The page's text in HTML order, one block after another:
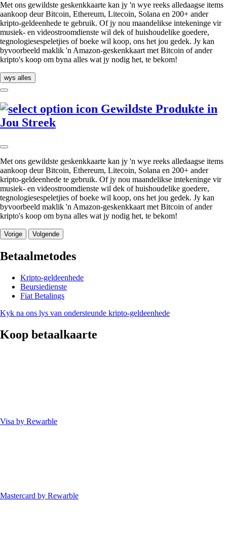
Met ons gewildste geskenkkaarte kan jy 'n wye reeks alledaagse items
aankoop deur Bitcoin, Ethereum, Litecoin, Solana en 200+ ander
kripto-geldeenhede te gebruik. Of jy nou maandelikse intekeninge vir
musiek- en videostroomdienste wil dek of huishoudelike goedere,
tegnologiesespeletjies of boeke wil koop, ons het jou gedek. Jy kan
byvoorbeeld maklik 'n Amazon-geskenkkaart met Bitcoin of ander
kripto's koop om byna alles wat jy nodig het, te bekom!
wys alles
Gewildste Produkte in
Jou Streek
Met ons gewildste geskenkkaarte kan jy 'n wye reeks alledaagse items
aankoop deur Bitcoin, Ethereum, Litecoin, Solana en 200+ ander
kripto-geldeenhede te gebruik. Of jy nou maandelikse intekeninge vir
musiek- en videostroomdienste wil dek of huishoudelike goedere,
tegnologiesespeletjies of boeke wil koop, ons het jou gedek. Jy kan
byvoorbeeld maklik 'n Amazon-geskenkkaart met Bitcoin of ander
kripto's koop om byna alles wat jy nodig het, te bekom!
Vorige Volgende
Betaalmetodes
Kripto-geldeenhede
Beursiedienste
Fiat Betalings
Kyk na ons lys van ondersteunde kripto-geldeenhede
Koop betaalkaarte
Visa by Rewarble
Mastercard by Rewarble